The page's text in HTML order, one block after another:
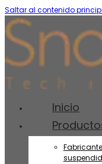
Saltar al contenido
Inicio